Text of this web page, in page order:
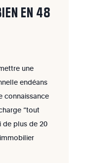
EN 48
une
endéans
connaissance
“tout
de plus de 20